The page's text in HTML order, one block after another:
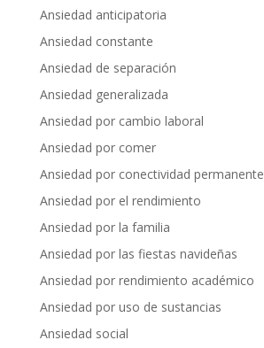
Ansiedad anticipatoria
Ansiedad constante
Ansiedad de separación
Ansiedad generalizada
Ansiedad por cambio laboral
Ansiedad por comer
Ansiedad por conectividad permanente
Ansiedad por el rendimiento
Ansiedad por la familia
Ansiedad por las fiestas navideñas
Ansiedad por rendimiento académico
Ansiedad por uso de sustancias
Ansiedad social